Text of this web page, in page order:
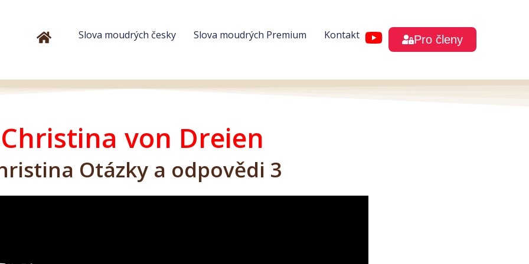
Slova moudrých česky Slova moudrých Premium Kontakt Pro členy
Christina von Dreien
Otázky a odpovědi 3